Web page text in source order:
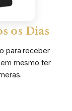
os Dias
para receber
mesmo ter